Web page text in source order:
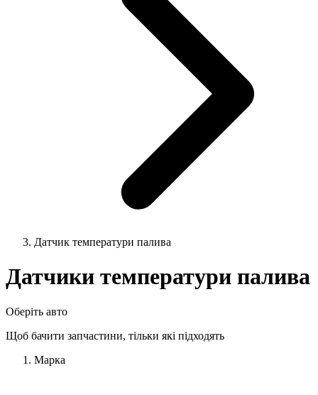
Датчик температури палива
Датчики температури палива
Оберіть авто
Щоб бачити запчастини, тільки які підходять
Марка